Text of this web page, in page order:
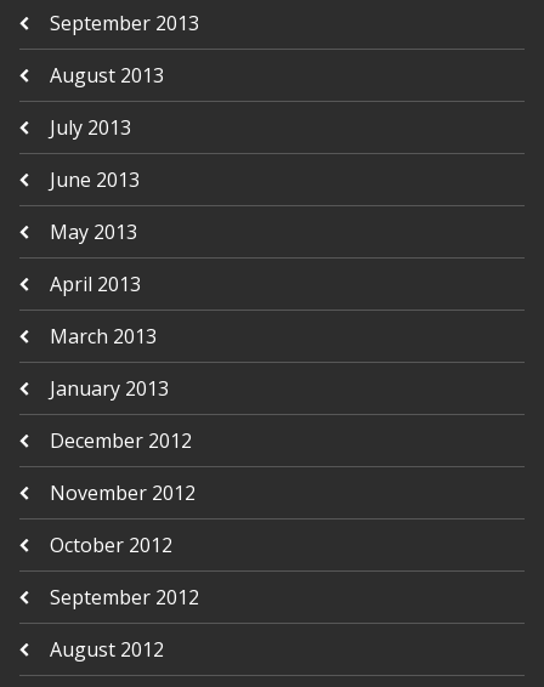
September 2013
August 2013
July 2013
June 2013
May 2013
April 2013
March 2013
January 2013
December 2012
November 2012
October 2012
September 2012
August 2012